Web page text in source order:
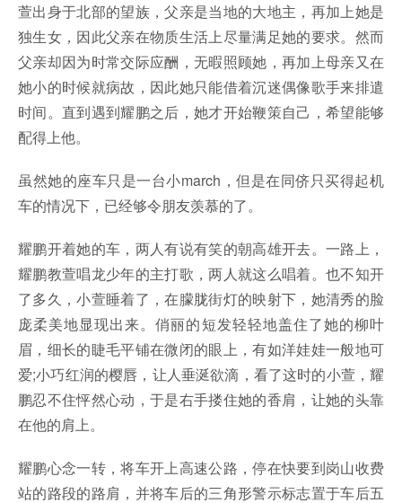
萱出身于北部的望族，父亲是当地的大地主，再加上她是
独生女，因此父亲在物质生活上尽量满足她的要求。然而
父亲却因为时常交际应酬，无暇照顾她，再加上母亲又在
她小的时候就病故，因此她只能借着沉迷偶像歌手来排遣
时间。直到遇到耀鹏之后，她才开始鞭策自己，希望能够
配得上他。
虽然她的座车只是一台小march，但是在同侪只买得起机
车的情况下，已经够令朋友羡慕的了。
耀鹏开着她的车，两人有说有笑的朝高雄开去。一路上，
耀鹏教萱唱龙少年的主打歌，两人就这么唱着。也不知开
了多久，小萱睡着了，在朦胧街灯的映射下，她清秀的脸
庞柔美地显现出来。俏丽的短发轻轻地盖住了她的柳叶
眉，细长的睫毛平铺在微闭的眼上，有如洋娃娃一般地可
爱;小巧红润的樱唇，让人垂涎欲滴，看了这时的小萱，耀
鹏忍不住怦然心动，于是右手搂住她的香肩，让她的头靠
在他的肩上。
耀鹏心念一转，将车开上高速公路，停在快要到岗山收费
站的路段的路肩，并将车后的三角形警示标志置于车后五